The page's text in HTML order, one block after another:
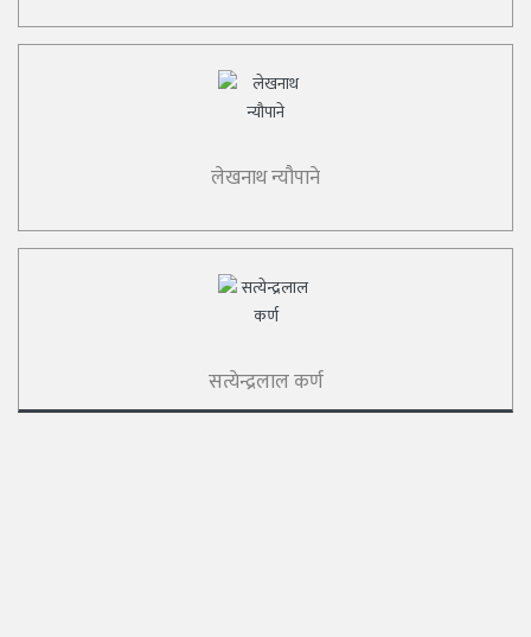
लेखनाथ न्यौपाने
सत्येन्द्रलाल कर्ण